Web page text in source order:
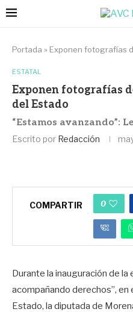
Portada » Exponen fotografías
ESTATAL
Exponen fotografías
del Estado
“Estamos avanzando”:
Escrito por Redacción
COMPARTIR 0
Durante la inauguración de la
acompañando derechos”, en
Estado, la diputada de